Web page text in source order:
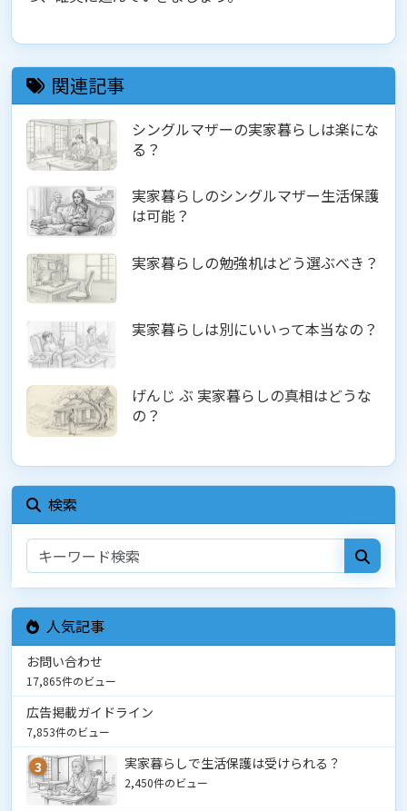
関連記事
シングルマザーの実家暮らしは楽にな
る？
実家暮らしのシングルマザー生活保護
は可能？
実家暮らしの勉強机はどう選ぶべき？
実家暮らしは別にいいって本当なの？
げんじ ぶ 実家暮らしの真相はどうな
の？
検索
人気記事
お問い合わせ
17,865件のビュー
広告掲載ガイドライン
7,853件のビュー
3 実家暮らしで生活保護は受けられる？
2,450件のビュー